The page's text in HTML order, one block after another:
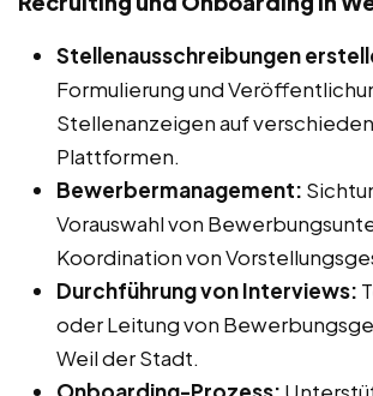
Stellenausschreibungen
Formulierung und
Stellenanzeigen auf
Plattformen.
Bewerbermanagement:
Vorauswahl von
Koordination von
Durchführung von Interviews:
oder Leitung von
Weil der Stadt.